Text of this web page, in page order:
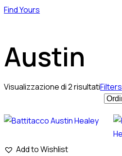
Find Yours
Austin
Visualizzazione di 2 risultatiFilters
Add to Wishlist